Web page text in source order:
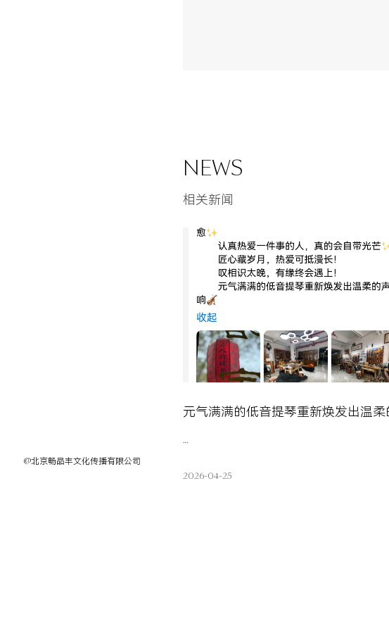
@北京畅品丰文化传播有限公司
NEWS
相关新闻
…
2026-04-25